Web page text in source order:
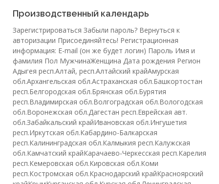
Производственный календарь
Зарегистрироваться Забыли пароль? Вернуться к
авторизации Присоединяйтесь! Регистрационная
информация: E-mail (он же будет логин) Пароль Имя и
фамилия Пол МужчинаЖенщина Дата рождения Регион
Адыгея респ.Алтай, респ.Алтайский крайАмурская
обл.Архангельская обл.Астраханская обл.Башкортостан
респ.Белгородская обл.Брянская обл.Бурятия
респ.Владимирская обл.Волгоградская обл.Вологодская
обл.Воронежская обл.Дагестан респ.Еврейская авт.
обл.Забайкальский крайИвановская обл.Ингушетия
респ.Иркутская обл.Кабардино-Балкарская
респ.Калининградская обл.Калмыкия респ.Калужская
обл.Камчатский крайКарачаево-Черкесская респ.Карелия
респ.Кемеровская обл.Кировская обл.Коми
респ.Костромская обл.Краснодарский крайКрасноярский